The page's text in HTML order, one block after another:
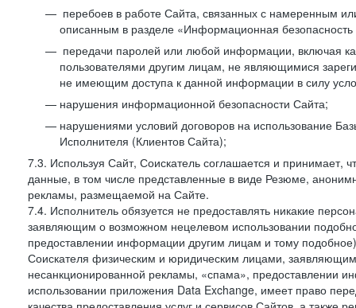
перебоев в работе Сайта, связанных с намеренным
описанным в разделе «Информационная
передачи паролей или любой информации, включая
пользователями другим лицам, не являющимися
не имеющим доступа к данной информации в силу
нарушения информационной безопасности Сайта;
нарушениями условий договоров на использование
Исполнителя (Клиентов Сайта);
7.3. Используя Сайт, Соискатель соглашается и принимает,
данные, в том числе представленные в виде Резюме,
рекламы, размещаемой на Сайте.
7.4. Исполнитель обязуется не предоставлять никакие
заявляющим о возможном нецелевом использовании
предоставлении информации другим лицам и тому
Соискателя физическим и юридическим лицами,
несанкционированной рекламы, «спама», предоставлении
использовании приложения Data Exchange, имеет право